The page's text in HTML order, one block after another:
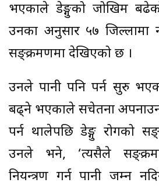
भएकाले डेङ्गुको जोखिम
उनका अनुसार ५७ जिल्लामा
सङ्क्रमणमा देखिएको छ ।
उनले पानी पनि पर्न सुरु
बढ्ने भएकाले सचेतना अपनाउन
पर्न थालेपछि डेङ्गु रोगको
उनले भने, ‘त्यसैले
नियन्त्रण गर्न पानी जम्न